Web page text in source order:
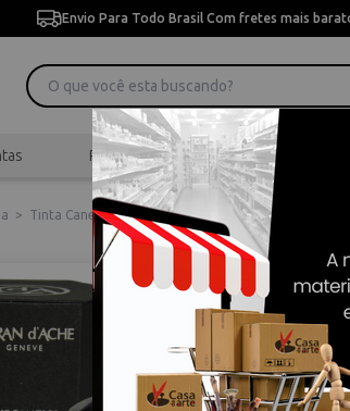
Envio Para Todo Brasil Com fretes mais
Pincéis Desenho
> Tinta Caneta Tinteiro Chromatics Magnetic Blue 50